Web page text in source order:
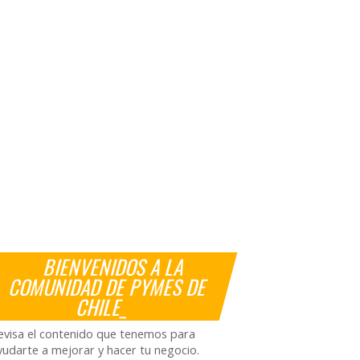
BIENVENIDOS A LA
COMUNIDAD DE PYMES DE
CHILE_
el contenido que tenemos para
a mejorar y hacer tu negocio.